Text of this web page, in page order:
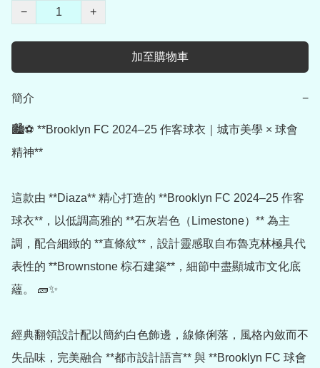
−
+
加至購物車
簡介 −
🏙️⚽ **Brooklyn FC 2024–25 作客球衣｜城市美學 × 球會
精神**
這款由 **Diaza** 精心打造的 **Brooklyn FC 2024–25 作客
球衣**，以低調高雅的 **石灰岩色（Limestone）** 為主
調，配合細緻的 **直條紋**，設計靈感取自布魯克林極具代
表性的 **Brownstone 棕石建築**，細節中盡顯城市文化底
蘊。 🧱✨
經典翻領設計配以簡約白色飾邊，線條俐落，風格內斂而不
失品味，完美融合 **都市設計語言** 與 **Brooklyn FC 球會